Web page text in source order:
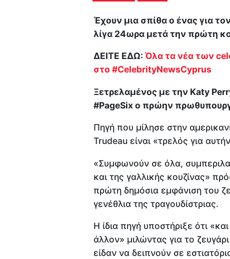
Έχουν μια σπίθα ο ένας για
λίγα 24ωρα μετά την πρώτη
ΔΕΙΤΕ ΕΔΩ: Όλα τα νέα των
στο #CelebrityNewsCyprus
Ξετρελαμένος με την Κaty
#PageSix ο πρώην
Πηγή που μίλησε στην
Trudeau είναι «τρελός για
«Συμφωνούν σε όλα,
και της γαλλικής κουζίνας»
πρώτη δημόσια εμφάνιση του
γενέθλια της τραγουδίστριας.
Η ίδια πηγή υποστήριξε ότι
άλλον» μιλώντας για το
είδαν να δειπνούν σε